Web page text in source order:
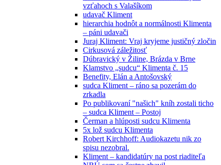
vzťahoch s Valašíkom
udavač Kliment
hierarchia hodnôt a normálnosti Klimenta
– páni udavači
Juraj Kliment: Vraj kryjeme justičný zločin
Cirkusová záležitosť
Dúbravický v Žiline, Brázda v Brne
Klamstvo „sudcu“ Klimenta č. 15
Benefity, Elán a Antošovský
sudca Kliment – ráno sa pozerám do
zrkadla
Po publikovaní "našich" kníh zostali ticho
– sudca Kliment – Postoj
Čerman a hlúposti sudcu Klimenta
5x lož sudcu Klimenta
Robert Kirchhoff: Audiokazetu nik zo
spisu nezobral.
Kliment – kandidatúry na post riaditeľa